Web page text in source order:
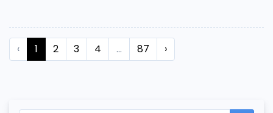
‹ 1 2 3 4 ... 87 ›